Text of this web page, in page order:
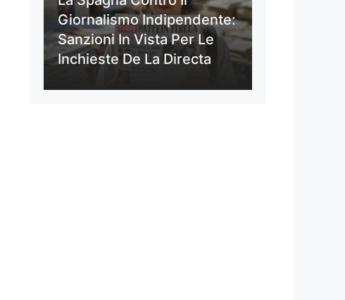
Giornalismo Indipendente:
Sanzioni In Vista Per Le
Inchieste De La Directa